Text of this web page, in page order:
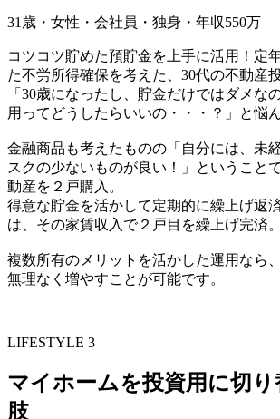
31歳・女性・会社員・独身・年収550万
コツコツ貯めた預貯金を上手に活用！定
た不労所得確保を考えた、30代の不動産投
「30歳になったし、貯金だけではダメな
用ってどうしたらいいの・・・？」と悩
金融商品も考えたものの「自分には、未
スクの少ないものが良い！」ということ
動産を２戸購入。
得意な貯金を活かして定期的に繰上げ返
は、その家賃収入で２戸目を繰上げ完済。
複数所有のメリットを活かした運用なら
無理なく増やすことが可能です。
LIFESTYLE 3
マイホームを投資用に切
肢